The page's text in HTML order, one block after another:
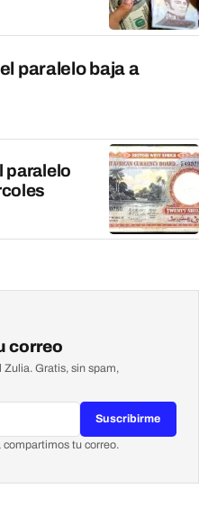
paralelo baja a
paralelo
correo
Zulia. Gratis, sin spam,
Suscribirme
tu correo.